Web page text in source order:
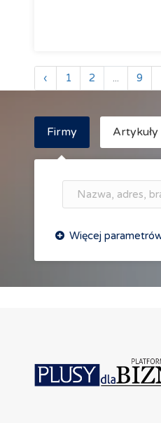
‹ 1 2 ... 9
Firmy Artykuły